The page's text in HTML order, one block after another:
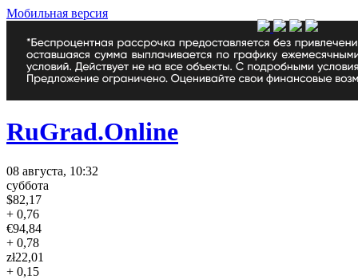
Мобильная версия
RuGrad.Online
08 августа, 10:32
суббота
$82,17
+ 0,76
€94,84
+ 0,78
zł22,01
+ 0,15